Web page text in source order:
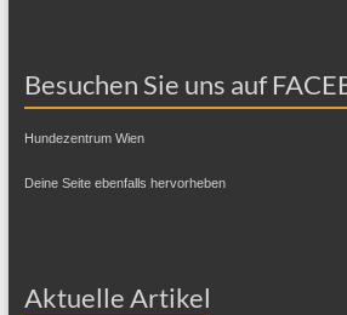
Besuchen Sie uns auf
Hundezentrum Wien
Deine Seite ebenfalls hervorheben
Aktuelle Artikel